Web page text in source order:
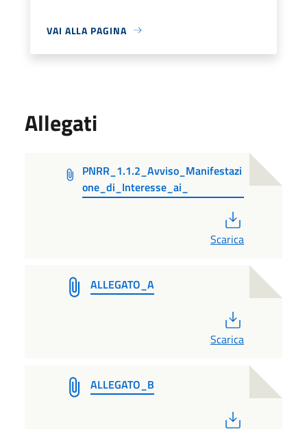
VAI ALLA PAGINA
Allegati
PNRR_1.1.2_Avviso_Manifestazi
one_di_Interesse_ai_
Scarica
ALLEGATO_A
Scarica
ALLEGATO_B